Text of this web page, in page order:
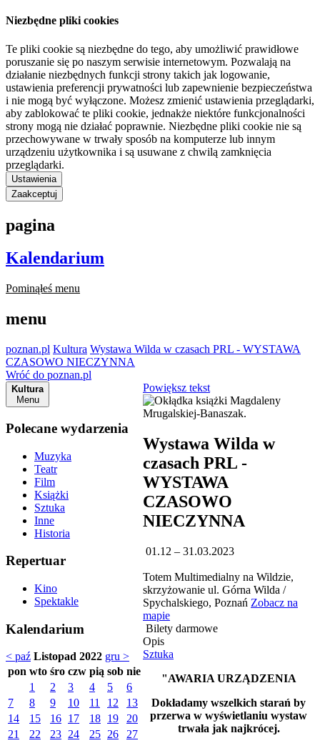
Niezbędne pliki cookies
Te pliki cookie są niezbędne do tego, aby umożliwić prawidłowe
poruszanie się po naszym serwisie internetowym. Pozwalają na
działanie niezbędnych funkcji strony takich jak logowanie,
ustawienia preferencji prywatności lub zapewnienie bezpieczeństwa
i nie mogą być wyłączone. Możesz zmienić ustawienia przeglądarki,
aby zablokować te pliki cookie, jednakże niektóre funkcjonalności
strony mogą nie działać poprawnie. Niezbędne pliki cookie nie są
przechowywane w trwały sposób na komputerze lub innym
urządzeniu użytkownika i są usuwane z chwilą zamknięcia
przeglądarki.
Ustawienia
Zaakceptuj
pagina
Kalendarium
Pominąłeś menu
menu
poznan.pl Kultura Wystawa Wilda w czasach PRL - WYSTAWA
CZASOWO NIECZYNNA
Wróć do poznan.pl
Kultura
Menu
Polecane wydarzenia
Muzyka
Teatr
Film
Książki
Sztuka
Inne
Historia
Repertuar
Kino
Spektakle
Kalendarium
< paź Listopad 2022 gru >
pon wto śro czw pią sob nie
1
2 3 4 5
6
7
8 9 10 11 12
13
14
15 16 17 18 19
20
21
22 23 24 25 26
27
Powiększ tekst
Wystawa Wilda w
czasach PRL -
WYSTAWA
CZASOWO
NIECZYNNA
01.12 – 31.03.2023
Totem Multimedialny na Wildzie,
skrzyżowanie ul. Górna Wilda /
Spychalskiego, Poznań Zobacz na
mapie
Bilety darmowe
Opis
Sztuka
"AWARIA URZĄDZENIA
Dokładamy wszelkich starań by
przerwa w wyświetlaniu wystaw
trwała jak najkrócej.